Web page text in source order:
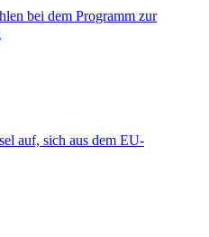
bei dem Programm zur
auf, sich aus dem EU-